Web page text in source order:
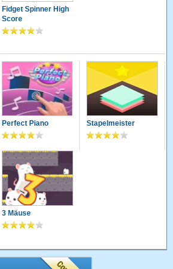
Fidget Spinner High
Score
Perfect Piano Stapelmeister
3 Mäuse